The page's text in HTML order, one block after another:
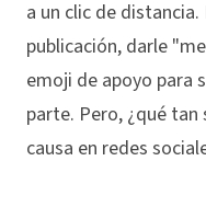
a un clic de
publicación, darle
emoji de apoyo para
parte. Pero, ¿qué
causa en redes